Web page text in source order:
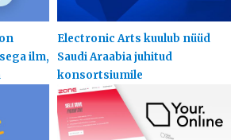
ilm,
Electronic Arts kuulub nüüd
Saudi Araabia juhitud
konsortsiumile